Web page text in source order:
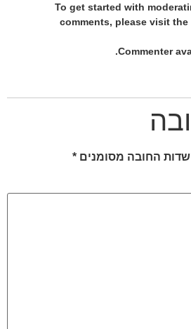
To get started with
comments, please visit
Commenter
.
שדות החובה מסומנים *